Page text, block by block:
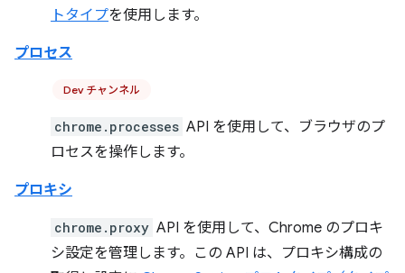
トタイプを使用します。
プロセス
Dev チャンネル
chrome.processes API を使用して、ブラウザのプ
ロセスを操作します。
プロキシ
chrome.proxy API を使用して、Chrome のプロキ
シ設定を管理します。この API は、プロキシ構成の